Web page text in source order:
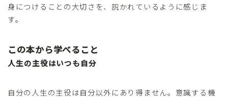
身につけることの大切さを、説かれているように感じま
す。
この本から学べること
人生の主役はいつも自分
自分の人生の主役は自分以外にあり得ません。意識する機